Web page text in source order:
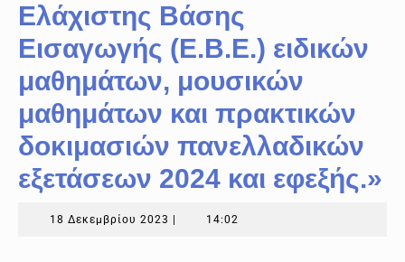
Ελάχιστης Βάσης
Εισαγωγής (Ε.Β.Ε.) ειδικών
μαθημάτων, μουσικών
μαθημάτων και πρακτικών
δοκιμασιών πανελλαδικών
εξετάσεων 2024 και εφεξής.»
18 Δεκεμβρίου 2023 18
14:02